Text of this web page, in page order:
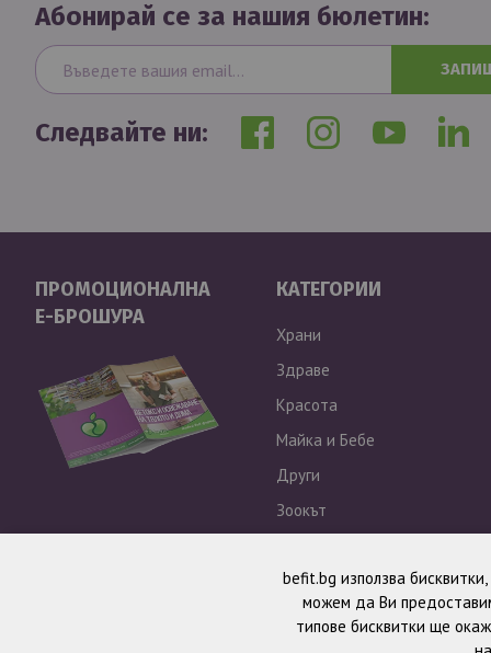
Абонирай се за нашия бюлетин:
Следвайте ни:
ПРОМОЦИОНАЛНА
Е-БРОШУРА
КАТЕГОРИИ
Храни
Здраве
Красота
Майка и Бебе
Други
Зоокът
befit.bg използва
можем да Ви
типове бисквитки ще